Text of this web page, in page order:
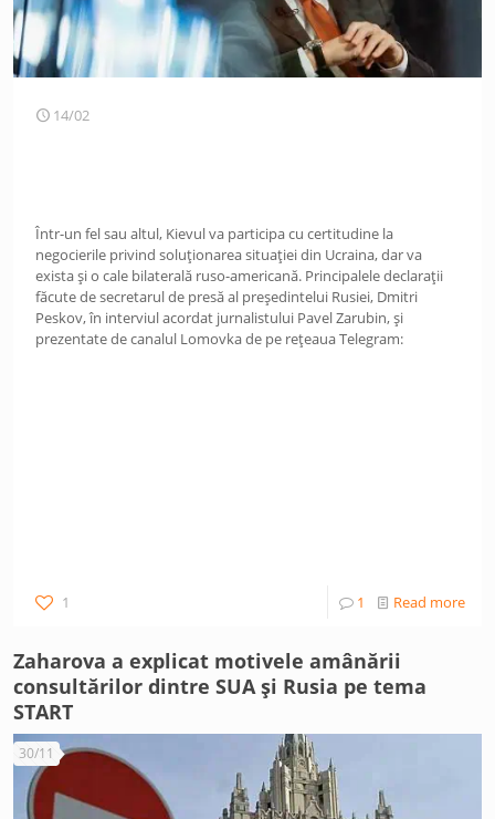
14/02
Într-un fel sau altul, Kievul va participa cu certitudine la
negocierile privind soluționarea situației din Ucraina, dar va
exista și o cale bilaterală ruso-americană. Principalele declarații
făcute de secretarul de presă al președintelui Rusiei, Dmitri
Peskov, în interviul acordat jurnalistului Pavel Zarubin, și
prezentate de canalul Lomovka de pe rețeaua Telegram:
1 1 Read more
Zaharova a explicat motivele amânării
consultărilor dintre SUA și Rusia pe tema
START
30/11